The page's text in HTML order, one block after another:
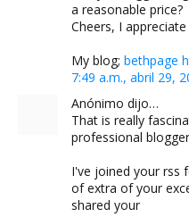
a reasonable price?
Cheers, I appreciate
My blog; bethpage
7:49 a.m., abril 29,
Anónimo dijo…
That is really
professional
I've joined your rss
of extra of your
shared your